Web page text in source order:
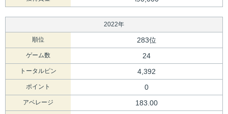
2022年
順位 283位
ゲーム数 24
トータルピン 4,392
ポイント 0
アベレージ 183.00